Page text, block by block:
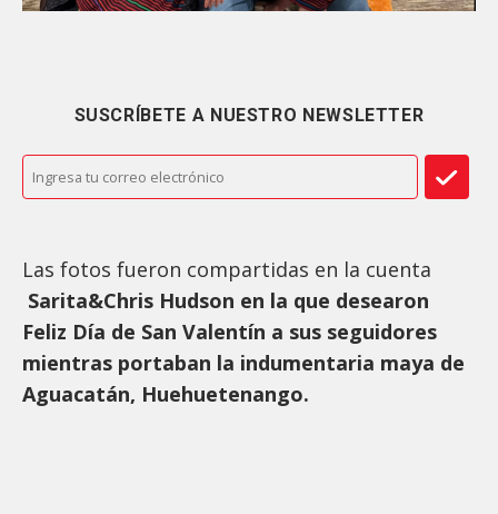
SUSCRÍBETE A NUESTRO NEWSLETTER
Las fotos fueron compartidas en la cuenta
Sarita&Chris Hudson en la que desearon
Feliz Día de San Valentín a sus seguidores
mientras portaban la indumentaria maya de
Aguacatán, Huehuetenango.